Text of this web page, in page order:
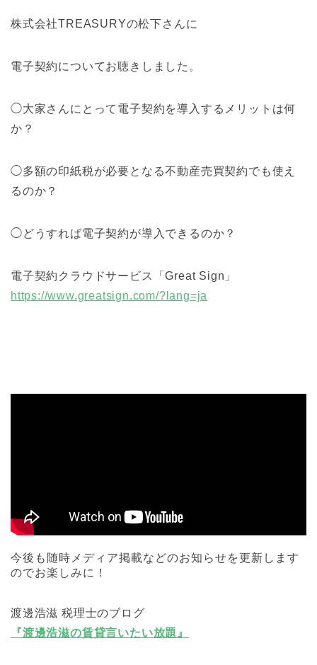
株式会社TREASURYの松下さんに
電子契約についてお聴きしました。
◯大家さんにとって電子契約を導入するメリットは何
か？
◯多額の印紙税が必要となる不動産売買契約でも使え
るのか？
◯どうすれば電子契約が導入できるのか？
電子契約クラウドサービス「Great Sign」
https://www.greatsign.com/?lang=ja
今後も随時メディア掲載などのお知らせを更新します
のでお楽しみに！
渡邊浩滋 税理士のブログ
『渡邊浩滋の賃貸言いたい放題』